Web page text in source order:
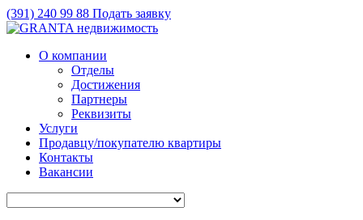
(391) 240 99 88 Подать заявку
О компании
Отделы
Достижения
Партнеры
Реквизиты
Услуги
Продавцу/покупателю квартиры
Контакты
Вакансии